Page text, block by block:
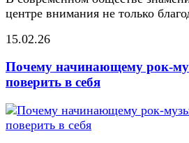
центре внимания не только
15.02.26
Почему начинающему рок-
поверить в себя